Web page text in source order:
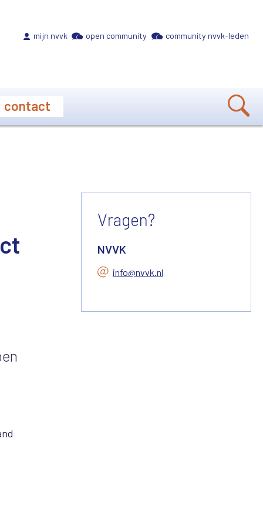
mijn nvvk open community community nvvk-leden
contact
Vragen?
NVVK
info@nvvk.nl